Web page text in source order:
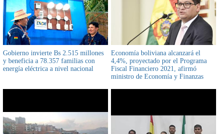
Gobierno invierte Bs 2.515 millones
y beneficia a 78.357 familias con
energía eléctrica a nivel nacional
Economía boliviana alcanzará el
4,4%, proyectado por el Programa
Fiscal Financiero 2021, afirmó
ministro de Economía y Finanzas